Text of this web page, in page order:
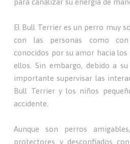
El Bull Terrier es un perro muy
con las personas como
conocidos por su amor hacia
ellos. Sin embargo, debido a
importante supervisar las
Bull Terrier y los niños
accidente.
Aunque son perros
protectores y desconfiados